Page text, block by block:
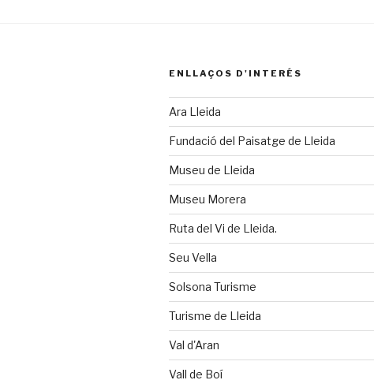
ENLLAÇOS D'INTERÉS
Ara Lleida
Fundació del Paisatge de Lleida
Museu de Lleida
Museu Morera
Ruta del Vi de Lleida.
Seu Vella
Solsona Turisme
Turisme de Lleida
Val d'Aran
Vall de Boí